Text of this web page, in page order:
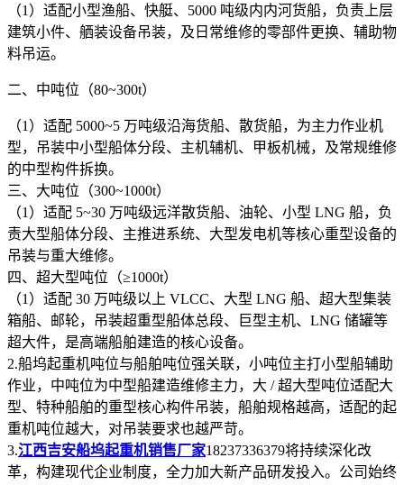
（1）适配小型渔船、快艇、5000 吨级内内河货船，负责上层
建筑小件、舾装设备吊装，及日常维修的零部件更换、辅助物
料吊运。
二、中吨位（80~300t）
（1）适配 5000~5 万吨级沿海货船、散货船，为主力作业机
型，吊装中小型船体分段、主机辅机、甲板机械，及常规维修
的中型构件拆换。
三、大吨位（300~1000t）
（1）适配 5~30 万吨级远洋散货船、油轮、小型 LNG 船，负
责大型船体分段、主推进系统、大型发电机等核心重型设备的
吊装与重大维修。
四、超大型吨位（≥1000t）
（1）适配 30 万吨级以上 VLCC、大型 LNG 船、超大型集装
箱船、邮轮，吊装超重型船体总段、巨型主机、LNG 储罐等
超大件，是高端船舶建造的核心设备。
2.船坞起重机吨位与船舶吨位强关联，小吨位主打小型船辅助
作业，中吨位为中型船建造维修主力，大 / 超大型吨位适配大
型、特种船舶的重型核心构件吊装，船舶规格越高，适配的起
重机吨位越大，对吊装要求也越严苛。
3.江西吉安船坞起重机销售厂家18237336379将持续深化改
革，构建现代企业制度，全力加大新产品研发投入。公司始终